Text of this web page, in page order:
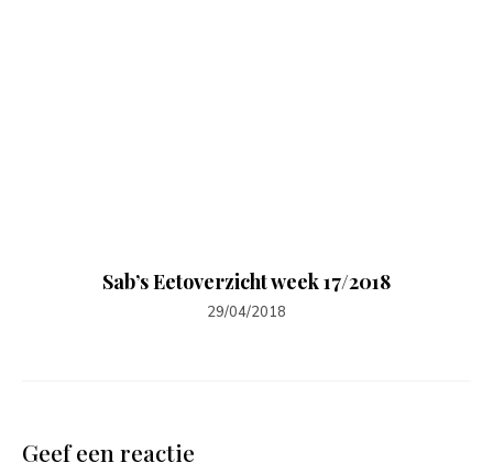
Sab’s Eetoverzicht week 17/2018
29/04/2018
Geef een reactie